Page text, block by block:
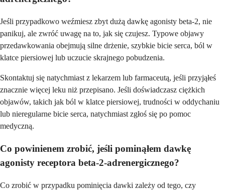
Jeśli przypadkowo weźmiesz zbyt dużą dawkę agonisty beta-2, nie
panikuj, ale zwróć uwagę na to, jak się czujesz. Typowe objawy
przedawkowania obejmują silne drżenie, szybkie bicie serca, ból w
klatce piersiowej lub uczucie skrajnego pobudzenia.
Skontaktuj się natychmiast z lekarzem lub farmaceutą, jeśli przyjąłeś
znacznie więcej leku niż przepisano. Jeśli doświadczasz ciężkich
objawów, takich jak ból w klatce piersiowej, trudności w oddychaniu
lub nieregularne bicie serca, natychmiast zgłoś się po pomoc
medyczną.
Co powinienem zrobić, jeśli pominąłem dawkę
agonisty receptora beta-2-adrenergicznego?
Co zrobić w przypadku pominięcia dawki zależy od tego, czy